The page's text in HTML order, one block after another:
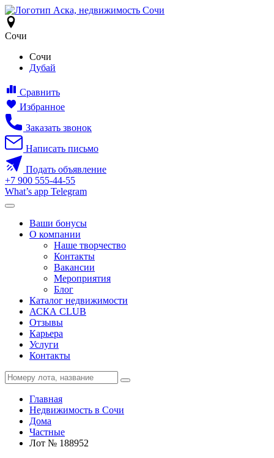
Сочи
Сочи
Дубай
Сравнить
Избранное
Заказать звонок
Написать письмо
Подать объявление
+7 900 555-44-55
What’s app Telegram
Ваши бонусы
О компании
Наше творчество
Контакты
Вакансии
Мероприятия
Блог
Каталог недвижимости
АСКА CLUB
Отзывы
Карьера
Услуги
Контакты
Главная
Недвижимость в Сочи
Дома
Частные
Лот № 188952